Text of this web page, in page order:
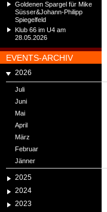
Goldenen Spargel für Mike
Süsser&Johann-Philipp
Spiegelfeld
Klub 66 im U4 am
28.05.2026
EVENTS-ARCHIV
2026
Juli
Juni
Mai
April
März
Februar
Jänner
2025
2024
2023